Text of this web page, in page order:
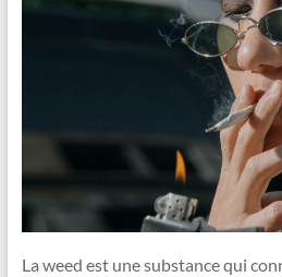
La weed est une substance qui